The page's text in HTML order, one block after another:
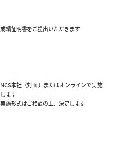
成績証明書をご提出いただきます
NCS本社（対面）またはオンラインで実施
します
実施形式はご相談の上、決定します